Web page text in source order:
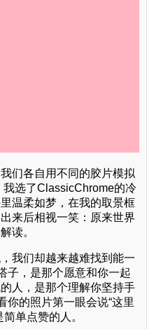
们各自用不同的胶片模拟
选了ClassicChrome的冷
温柔如梦，在我的取景框
来后相视一笑：原来世界
读。
我们却越来越难找到能一
子，是那个愿意和你一起
人，是那个理解你坚持手
你的照片第一眼会说“这里
单点赞的人。